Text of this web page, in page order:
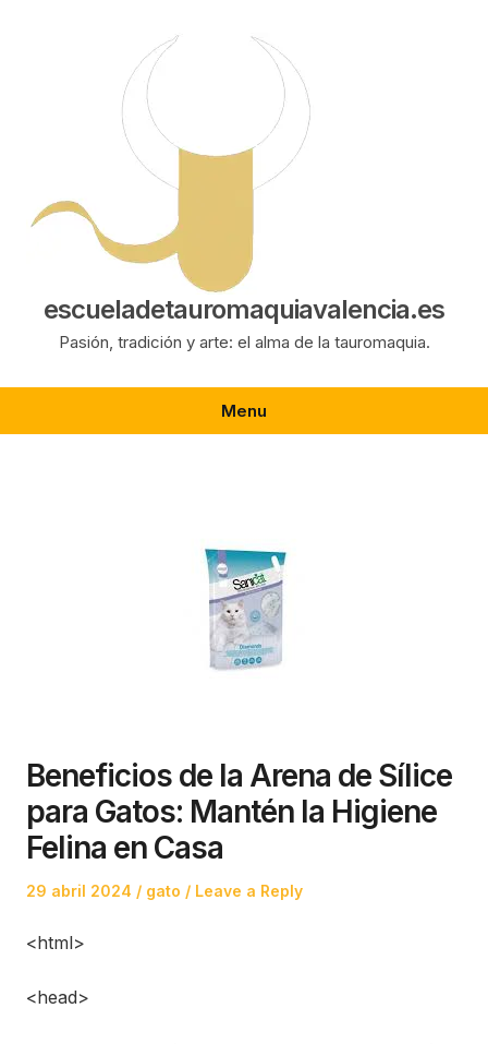
escueladetauromaquiavalencia.es
Pasión, tradición y arte: el alma de la tauromaquia.
Menu
Beneficios de la Arena de Sílice
para Gatos: Mantén la Higiene
Felina en Casa
Posted
29 abril 2024
Posted
gato Leave a Reply
<html>
<head>